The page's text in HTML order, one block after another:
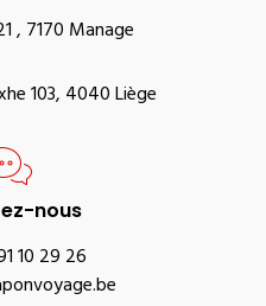
, 7170 Manage
103, 4040 Liège
nous
10 29 26